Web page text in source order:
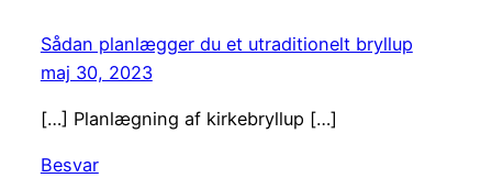
Sådan planlægger du et utraditionelt bryllup
maj 30, 2023
[…] Planlægning af kirkebryllup […]
Besvar